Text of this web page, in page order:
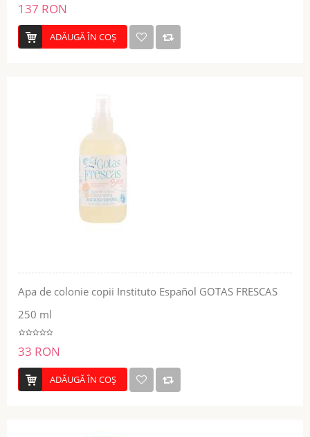
137 RON
ADĂUGĂ ÎN COŞ
Apa de colonie copii Instituto Español GOTAS FRESCAS
250 ml
33 RON
ADĂUGĂ ÎN COŞ